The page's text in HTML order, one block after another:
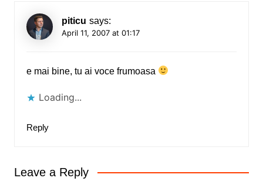
piticu says:
April 11, 2007 at 01:17
e mai bine, tu ai voce frumoasa
Loading...
Reply
Leave a Reply